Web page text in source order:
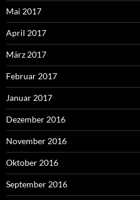
Mai 2017
April 2017
März 2017
Februar 2017
Januar 2017
Dezember 2016
November 2016
Oktober 2016
September 2016